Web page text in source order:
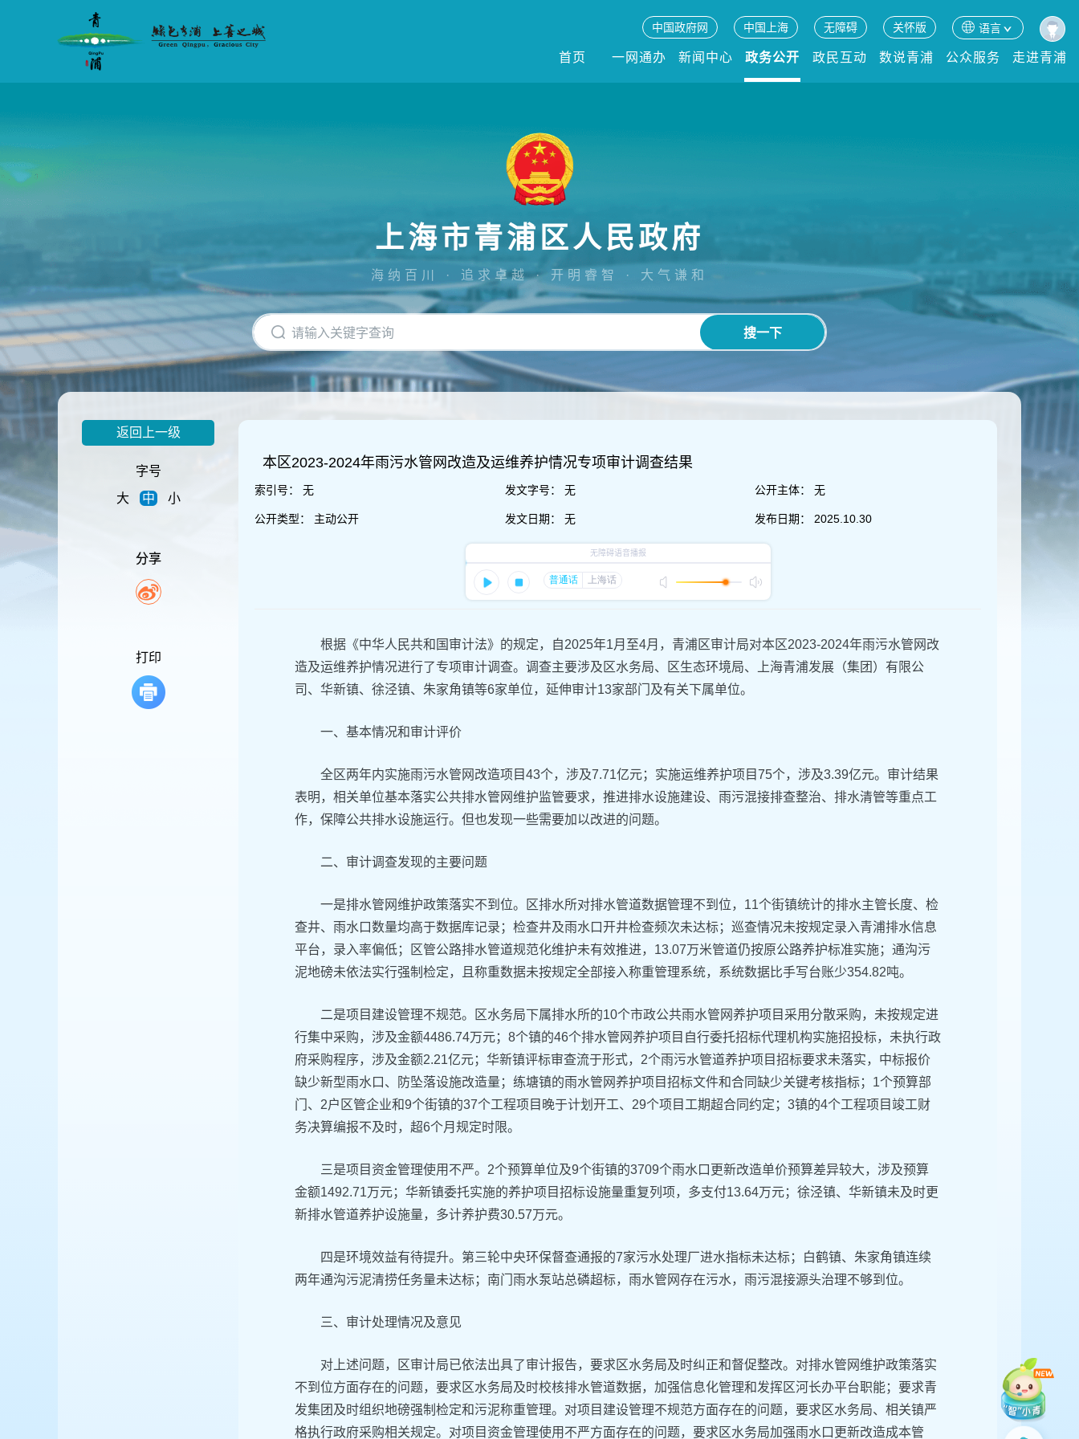
网
主
要
内
容
区
域
中国政府网 中国上海 无障碍 关怀版 语言
首页 一网通办 新闻中心 政务公开 政民互动 数说青浦 公众服务 走进青浦
上海市青浦区人民政府
海纳百川 · 追求卓越 · 开明睿智 · 大气谦和
搜一下
返回上一级
字号
大
中 小
分享
打印
本区2023-2024年雨污水管网改造及运维养护情况专项审计调查结果
索引号： 无
公开类型： 主动公开
发文字号： 无
发文日期： 无
公开主体： 无
发布日期： 2025.10.30
根据《中华人民共和国审计法》的规定，自2025年1月至4月，青浦区审计局对本区2023-2024年雨污水管网改
造及运维养护情况进行了专项审计调查。调查主要涉及区水务局、区生态环境局、上海青浦发展（集团）有限公
司、华新镇、徐泾镇、朱家角镇等6家单位，延伸审计13家部门及有关下属单位。
一、基本情况和审计评价
全区两年内实施雨污水管网改造项目43个，涉及7.71亿元；实施运维养护项目75个，涉及3.39亿元。审计结果
表明，相关单位基本落实公共排水管网维护监管要求，推进排水设施建设、雨污混接排查整治、排水清管等重点工
作，保障公共排水设施运行。但也发现一些需要加以改进的问题。
二、审计调查发现的主要问题
一是排水管网维护政策落实不到位。区排水所对排水管道数据管理不到位，11个街镇统计的排水主管长度、检
查井、雨水口数量均高于数据库记录；检查井及雨水口开井检查频次未达标；巡查情况未按规定录入青浦排水信息
平台，录入率偏低；区管公路排水管道规范化维护未有效推进，13.07万米管道仍按原公路养护标准实施；通沟污
泥地磅未依法实行强制检定，且称重数据未按规定全部接入称重管理系统，系统数据比手写台账少354.82吨。
二是项目建设管理不规范。区水务局下属排水所的10个市政公共雨水管网养护项目采用分散采购，未按规定进
行集中采购，涉及金额4486.74万元；8个镇的46个排水管网养护项目自行委托招标代理机构实施招投标，未执行政
府采购程序，涉及金额2.21亿元；华新镇评标审查流于形式，2个雨污水管道养护项目招标要求未落实，中标报价
缺少新型雨水口、防坠落设施改造量；练塘镇的雨水管网养护项目招标文件和合同缺少关键考核指标；1个预算部
门、2户区管企业和9个街镇的37个工程项目晚于计划开工、29个项目工期超合同约定；3镇的4个工程项目竣工财
务决算编报不及时，超6个月规定时限。
三是项目资金管理使用不严。2个预算单位及9个街镇的3709个雨水口更新改造单价预算差异较大，涉及预算
金额1492.71万元；华新镇委托实施的养护项目招标设施量重复列项，多支付13.64万元；徐泾镇、华新镇未及时更
新排水管道养护设施量，多计养护费30.57万元。
四是环境效益有待提升。第三轮中央环保督查通报的7家污水处理厂进水指标未达标；白鹤镇、朱家角镇连续
两年通沟污泥清捞任务量未达标；南门雨水泵站总磷超标，雨水管网存在污水，雨污混接源头治理不够到位。
三、审计处理情况及意见
对上述问题，区审计局已依法出具了审计报告，要求区水务局及时纠正和督促整改。对排水管网维护政策落实
不到位方面存在的问题，要求区水务局及时校核排水管道数据，加强信息化管理和发挥区河长办平台职能；要求青
发集团及时组织地磅强制检定和污泥称重管理。对项目建设管理不规范方面存在的问题，要求区水务局、相关镇严
格执行政府采购相关规定。对项目资金管理使用不严方面存在的问题，要求区水务局加强雨水口更新改造成本管